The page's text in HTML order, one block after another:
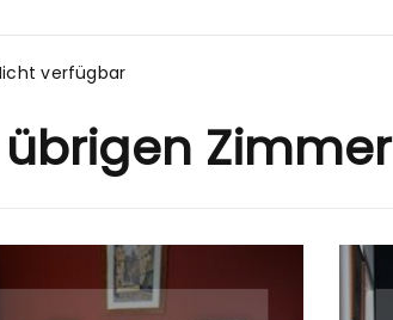
verfügbar
Zimmer